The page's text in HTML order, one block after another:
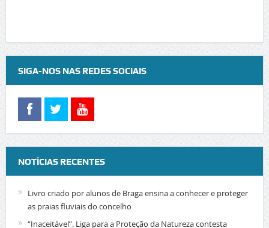
SIGA-NOS NAS REDES SOCIAIS
NOTÍCIAS RECENTES
Livro criado por alunos de Braga ensina a conhecer e proteger
as praias fluviais do concelho
“Inaceitável”. Liga para a Proteção da Natureza contesta